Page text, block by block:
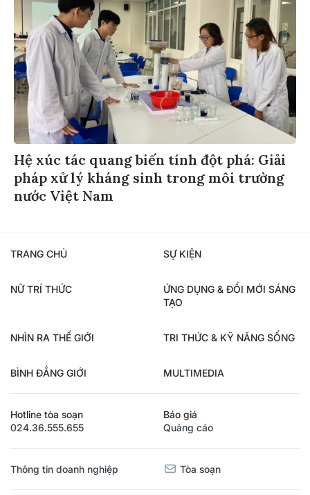
Hệ xúc tác quang biến tính đột phá: Giải
pháp xử lý kháng sinh trong môi trường
nước Việt Nam
TRANG CHỦ SỰ KIỆN
NỮ TRÍ THỨC
ỨNG DỤNG & ĐỔI MỚI SÁNG
TẠO
NHÌN RA THẾ GIỚI TRI THỨC & KỸ NĂNG SỐNG
BÌNH ĐẲNG GIỚI MULTIMEDIA
Hotline tòa soạn
024.36.555.655
Báo giá
Quảng cáo
Thông tin doanh nghiệp Tòa soạn